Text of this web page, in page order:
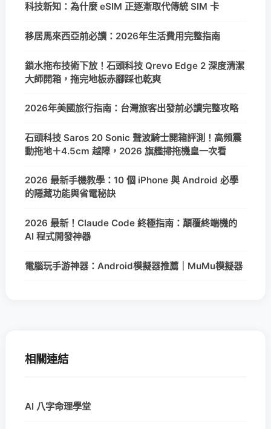
科技新知：為什麼 eSIM 正逐漸取代傳統 SIM 卡
移居馬來西亞前必讀：2026年生活費用完整指南
鎖水拖布技術下放！石頭科技 Qrevo Edge 2 深度清潔
大師開箱，拖完地板赤腳踩也乾爽
2026年美國旅行指南：台灣旅客出發前必讀完整攻略
石頭科技 Saros 20 Sonic 聲波騎士開箱評測！高頻震
動拖地＋4.5cm 越障，2026 旗艦掃拖機皇一次看
2026 最新手機教學：10 個 iPhone 與 Android 必學
的隱藏功能與省電秘訣
2026 最新！Claude Code 終極指南：顛覆終端機的
AI 程式開發神器
電腦玩手游神器：Android模擬器推薦｜MuMu模擬器
相關連結
AI 八字命理學堂